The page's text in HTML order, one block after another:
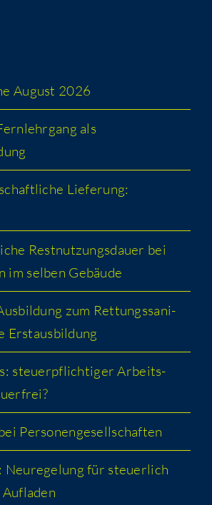
August 2026
als
Lie­fe­rung:
Rest­nut­zungs­dau­er bei
im sel­ben Gebäude
zum Ret­tungs­sa­ni­
Erstausbildung
steu­er­pflich­ti­ger Arbeits­
Personengesellschaften
Neu­re­ge­lung für steu­er­lich